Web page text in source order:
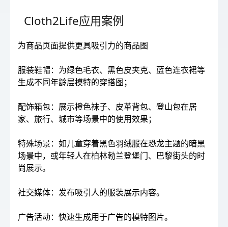
Cloth2Life应用案例
为商品页面提供更具吸引力的商品图
服装鞋帽：为绿色毛衣、黑色皮夹克、蓝色连衣裙等
生成不同年龄层模特的穿搭图；
配饰箱包：展示橙色袜子、皮革背包、登山包在居
家、旅行、城市等场景中的使用效果；
特殊场景：如儿童穿着黑色羽绒服在恐龙主题的暗黑
场景中，或年轻人在柏林勃兰登堡门、巴黎街头的时
尚展示。
社交媒体：发布吸引人的服装展示内容。
广告活动：快速生成用于广告的模特图片。